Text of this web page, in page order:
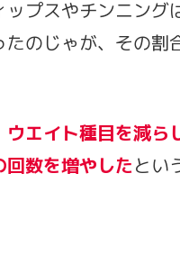
プスやチンニング
のじゃが、その割
ウエイト種目を減ら
回数を増やしたとい